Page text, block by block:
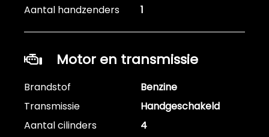
Aantal handzenders
1
Motor en transmissie
Brandstof
Benzine
Transmissie
Handgeschakeld
Aantal cilinders
4